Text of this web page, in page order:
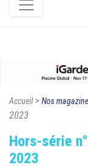
Accueil> Nos
2023
Hors-série
2023